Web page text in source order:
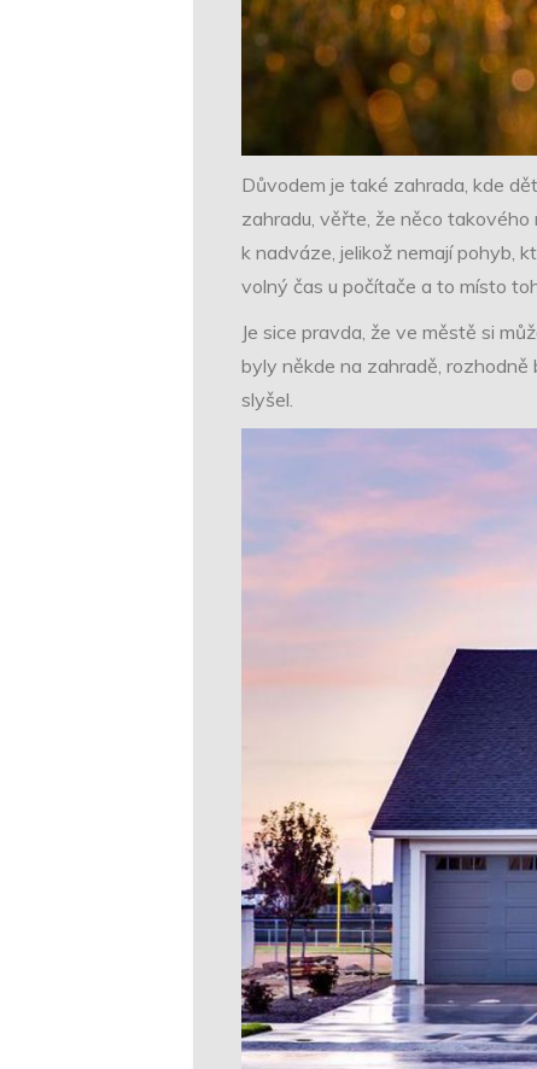
Důvodem je také zahrada, kde
zahradu, věřte, že něco
k nadváze, jelikož nemají pohyb,
volný čas u počítače a to místo
Je sice pravda, že ve městě si
byly někde na zahradě,
slyšel.